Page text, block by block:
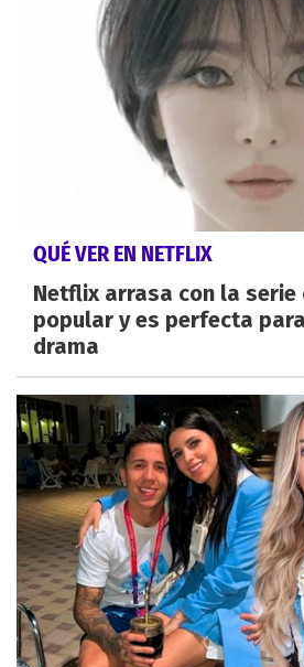
QUÉ VER EN NETFLIX
Netflix arrasa con la serie
popular y es perfecta
drama